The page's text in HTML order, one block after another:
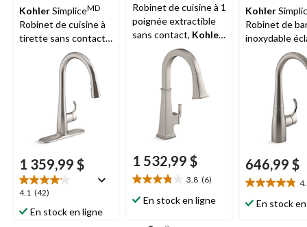
KohlerSimpliceMD
Robinet de cuisine à
tirette sans contact,
acier inoxydable
1 359,99 $
4.1 (42)
4.1
étoile(s)
sur
En stock en ligne
Robinet de cuisine à 1
poignée extractible
sans contact, Kohler
, inox écl
1 532,99 $
3.8 (6)
3.8
étoile(s)
En stock en ligne
Kohler
Robinet de
inoxydable
646,99 $
4.9
étoile(s)
En stock